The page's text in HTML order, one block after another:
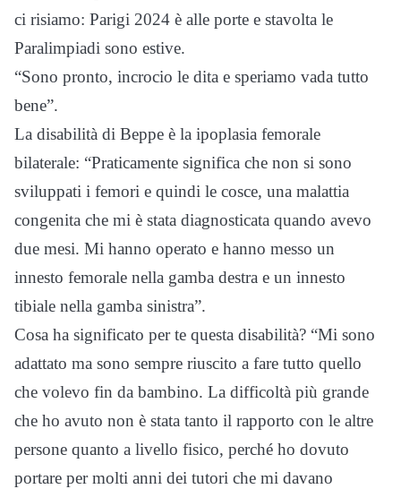
ci risiamo: Parigi 2024 è alle porte e stavolta le
Paralimpiadi sono estive.
“Sono pronto, incrocio le dita e speriamo vada tutto
bene”.
La disabilità di Beppe è la ipoplasia femorale
bilaterale: “Praticamente significa che non si sono
sviluppati i femori e quindi le cosce, una malattia
congenita che mi è stata diagnosticata quando avevo
due mesi. Mi hanno operato e hanno messo un
innesto femorale nella gamba destra e un innesto
tibiale nella gamba sinistra”.
Cosa ha significato per te questa disabilità? “Mi sono
adattato ma sono sempre riuscito a fare tutto quello
che volevo fin da bambino. La difficoltà più grande
che ho avuto non è stata tanto il rapporto con le altre
persone quanto a livello fisico, perché ho dovuto
portare per molti anni dei tutori che mi davano